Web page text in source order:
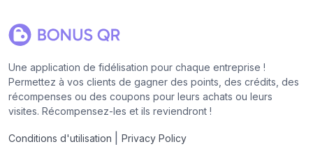
Une application de fidélisation pour chaque entreprise !
Permettez à vos clients de gagner des points, des crédits, des
récompenses ou des coupons pour leurs achats ou leurs
visites. Récompensez-les et ils reviendront !
Conditions d'utilisation Privacy Policy